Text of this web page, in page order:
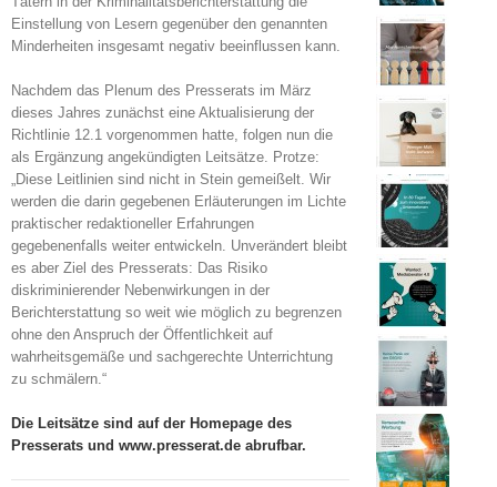
Einstellung von Lesern gegenüber den genannten
Minderheiten insgesamt negativ beeinflussen kann.
Nachdem das Plenum des Presserats im März
dieses Jahres zunächst eine Aktualisierung der
Richtlinie 12.1 vorgenommen hatte, folgen nun die
als Ergänzung angekündigten Leitsätze. Protze:
„Diese Leitlinien sind nicht in Stein gemeißelt. Wir
werden die darin gegebenen Erläuterungen im Lichte
praktischer redaktioneller Erfahrungen
gegebenenfalls weiter entwickeln. Unverändert bleibt
es aber Ziel des Presserats: Das Risiko
diskriminierender Nebenwirkungen in der
Berichterstattung so weit wie möglich zu begrenzen
ohne den Anspruch der Öffentlichkeit auf
wahrheitsgemäße und sachgerechte Unterrichtung
zu schmälern.“
Die Leitsätze sind auf der Homepage des
Presserats und www.presserat.de abrufbar.